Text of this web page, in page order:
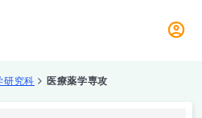
研究科 医療薬学専攻